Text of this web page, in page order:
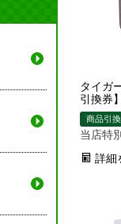
タイガ
引換券
商品引
当店特
詳細